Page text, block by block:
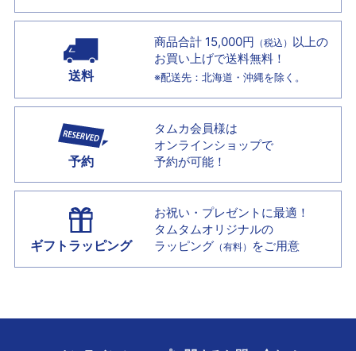
送料
商品合計 15,000円 （税込） 以上の
お買い上げで送料無料！
※配送先：北海道・沖縄を除く。
予約
タムカ会員様は
オンラインショップで
予約が可能！
ギフトラッピング
お祝い・プレゼントに最適！
タムタムオリジナルの
ラッピング （有料） をご用意